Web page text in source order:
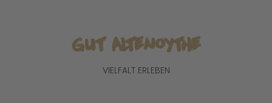
Gut Altenoythe
VIELFALT ERLEBEN